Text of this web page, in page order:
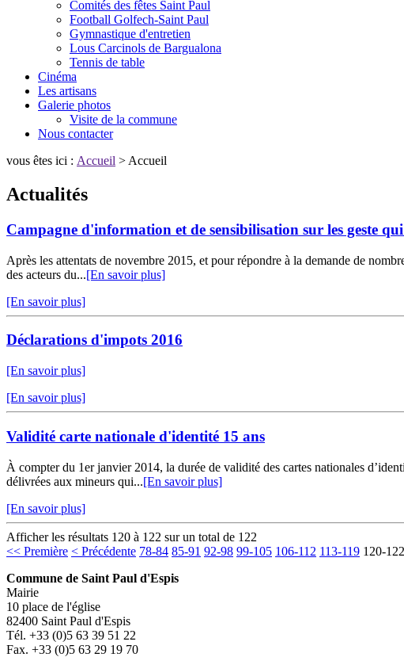
Comités des fêtes Saint Paul
Football Golfech-Saint Paul
Gymnastique d'entretien
Lous Carcinols de Bargualona
Tennis de table
Cinéma
Les artisans
Galerie photos
Visite de la commune
Nous contacter
vous êtes ici : Accueil > Accueil
Actualités
Campagne d'information et de sensibilisation sur les geste
Après les attentats de novembre 2015, et pour répondre à la demande de
des acteurs du...[En savoir plus]
[En savoir plus]
Déclarations d'impots 2016
[En savoir plus]
[En savoir plus]
Validité carte nationale d'identité 15 ans
À compter du 1er janvier 2014, la durée de validité des cartes nationales
délivrées aux mineurs qui...[En savoir plus]
[En savoir plus]
Afficher les résultats 120 à 122 sur un total de 122
<< Première < Précédente 78-84 85-91 92-98 99-105 106-112 113-119 120-122
Commune de Saint Paul d'Espis
Mairie
10 place de l'église
82400 Saint Paul d'Espis
Tél. +33 (0)5 63 39 51 22
Fax. +33 (0)5 63 29 19 70